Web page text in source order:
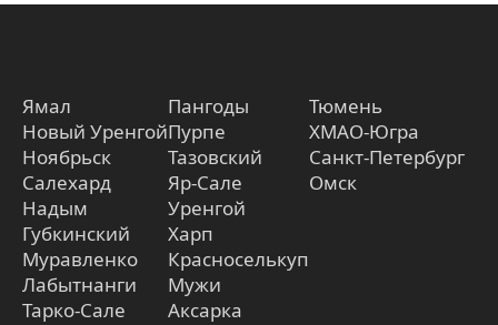
Ямал
Новый Уренгой
Ноябрьск
Салехард
Надым
Губкинский
Муравленко
Лабытнанги
Тарко-Сале
Пангоды
Пурпе
Тазовский
Яр-Сале
Уренгой
Харп
Красноселькуп
Мужи
Аксарка
Тюмень
ХМАО-Югра
Санкт-Петербург
Омск